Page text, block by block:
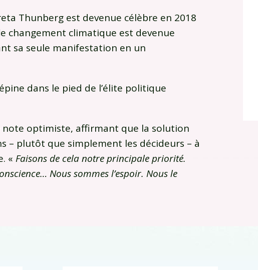
Thunberg est devenue célèbre en 2018
changement climatique est devenue
sa seule manifestation en un
dans le pied de l’élite politique
note optimiste, affirmant que la solution
– plutôt que simplement les décideurs – à
« Faisons de cela notre principale priorité.
Nous sommes l’espoir. Nous le